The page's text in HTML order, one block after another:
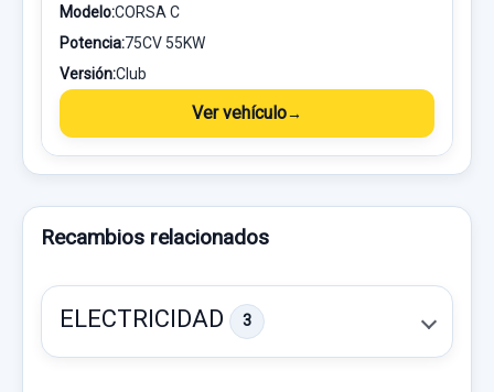
Modelo:CORSA C
Potencia:75CV 55KW
Versión:Club
Ver vehículo
Recambios relacionados
ELECTRICIDAD 3